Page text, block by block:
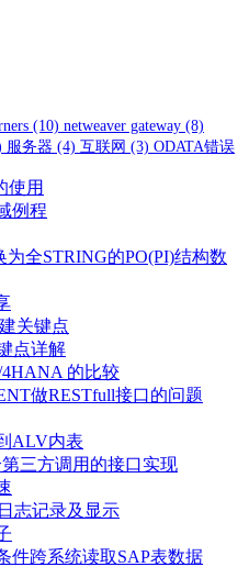
(10) netweaver gateway (8)
服务器 (4) 互联网 (3) ODATA错误
使用
例程
全STRING的PO(PI)结构数
关键点
点详解
4HANA 的比较
做RESTfull接口的问题
ALV内表
三方调用的接口实现
志记录及显示
件跨系统读取SAP表数据